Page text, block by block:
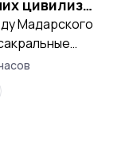
Мадара: место силы древних цивилизаций
Мадарского